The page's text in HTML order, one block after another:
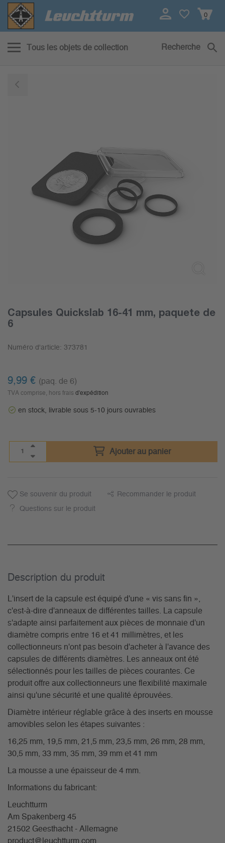
0
Tous les objets de collection Recherche
Capsules Quickslab 16-41 mm, paquete de
6
Numéro d'article: 373781
9,99 € (paq. de 6)
TVA comprise, hors frais d'expédition
en stock, livrable sous 5-10 jours ouvrables
Ajouter au panier
Se souvenir du produit Recommander le produit
Questions sur le produit
Description du­ produit
L'insert de la capsule est équipé d'une « vis sans fin »,
c'est-à-dire d'anneaux de différentes tailles. La capsule
s'adapte ainsi parfaitement aux pièces de monnaie d'un
diamètre compris entre 16 et 41 millimètres, et les
collectionneurs n'ont pas besoin d'acheter à l'avance des
capsules de différents diamètres. Les anneaux ont été
sélectionnés pour les tailles de pièces courantes. Ce
produit offre aux collectionneurs une flexibilité maximale
ainsi qu'une sécurité et une qualité éprouvées.
Diamètre intérieur réglable grâce à des inserts en mousse
amovibles selon les étapes suivantes :
16,25 mm, 19,5 mm, 21,5 mm, 23,5 mm, 26 mm, 28 mm,
30,5 mm, 33 mm, 35 mm, 39 mm et 41 mm
La mousse a une épaisseur de 4 mm.
Informations du fabricant:
Leuchtturm
Am Spakenberg 45
21502 Geesthacht - Allemagne
product@leuchtturm.com